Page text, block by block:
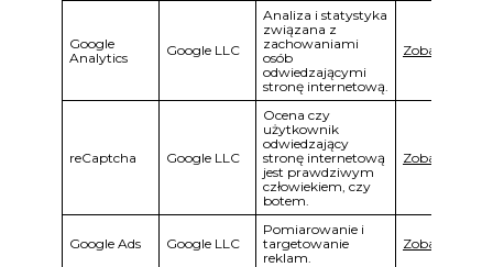
Google
Analytics
Google LLC
Analiza i statystyka
związana z
zachowaniami
osób
odwiedzającymi
stronę internetową.
Zobacz
reCaptcha Google LLC
Ocena czy
użytkownik
odwiedzający
stronę internetową
jest prawdziwym
człowiekiem, czy
botem.
Zobacz
Google Ads Google LLC
Pomiarowanie i
targetowanie
reklam.
Zobacz